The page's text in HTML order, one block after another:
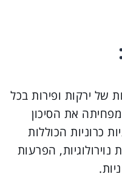
שלכם 6-9 כוסות של ירקות ופירות בכל
מפחיתה את הסיכון
כרוניות הכוללות
הפרעות